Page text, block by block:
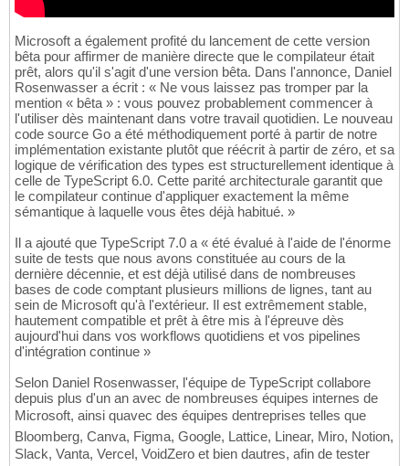
Microsoft a également profité du lancement de cette version
bêta pour affirmer de manière directe que le compilateur était
prêt, alors qu'il s'agit d'une version bêta. Dans l'annonce, Daniel
Rosenwasser a écrit : « Ne vous laissez pas tromper par la
mention « bêta » : vous pouvez probablement commencer à
l'utiliser dès maintenant dans votre travail quotidien. Le nouveau
code source Go a été méthodiquement porté à partir de notre
implémentation existante plutôt que réécrit à partir de zéro, et sa
logique de vérification des types est structurellement identique à
celle de TypeScript 6.0. Cette parité architecturale garantit que
le compilateur continue d'appliquer exactement la même
sémantique à laquelle vous êtes déjà habitué. »
Il a ajouté que TypeScript 7.0 a « été évalué à l'aide de l'énorme
suite de tests que nous avons constituée au cours de la
dernière décennie, et est déjà utilisé dans de nombreuses
bases de code comptant plusieurs millions de lignes, tant au
sein de Microsoft qu'à l'extérieur. Il est extrêmement stable,
hautement compatible et prêt à être mis à l'épreuve dès
aujourd'hui dans vos workflows quotidiens et vos pipelines
d'intégration continue »
Selon Daniel Rosenwasser, l'équipe de TypeScript collabore
depuis plus d'un an avec de nombreuses équipes internes de
Microsoft, ainsi quavec des équipes dentreprises telles que
Bloomberg, Canva, Figma, Google, Lattice, Linear, Miro, Notion,
Slack, Vanta, Vercel, VoidZero et bien dautres, afin de tester